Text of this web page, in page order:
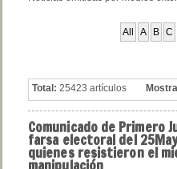
All A B C
Total: 25423 artículos
Comunicadode Primero
farsa electoral del
quienes resistieron el